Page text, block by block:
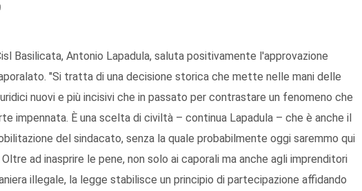
Basilicata, Antonio Lapadula, saluta positivamente l'approvazione
"Si tratta di una decisione storica che mette nelle mani delle
nuovi e più incisivi che in passato per contrastare un fenomeno che
impennata. È una scelta di civiltà – continua Lapadula – che è anche il
del sindacato, senza la quale probabilmente oggi saremmo qui
ad inasprire le pene, non solo ai caporali ma anche agli imprenditori
illegale, la legge stabilisce un principio di partecipazione affidando